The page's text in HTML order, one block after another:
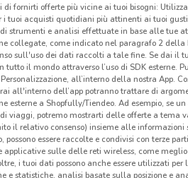
di fornirti offerte più vicine ai tuoi bisogni:
i tuoi acquisti quotidiani più attinenti ai tuoi
strumenti e analisi effettuate in base alle tue
collegate, come indicato nel paragrafo 2 della
sull'uso dei dati raccolti a tale fine. Se dai il
tutto il mondo attraverso l’uso di SDK esterne.
all’interno della nostra App.
all'interno dell’app potranno trattare di
esterne a Shopfully/Tiendeo. Ad esempio, se
viaggi, potremo mostrarti delle offerte a tema
il relativo consenso) insieme alle
possono essere raccolte e condivisi con terze
applicative sulle delle reti wireless, come
i tuoi dati possono anche essere utilizzati
e statistiche, analisi basate sulla posizione e